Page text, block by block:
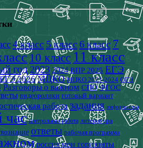
4 класс 5 класс 6 класс 7
10 класс 11 класс
год 2023 2024 ВПР 2025 ЕГЭ
ЕГЭ 2026 МЦКО МЦКО 2023-2024 ОГЭ
Разговоры о важном СПО ФГОС
видеоролики готовый вариант
работа задания информатика
час контрольная работа литература
ответы рабочая программа
россия мои горизонты